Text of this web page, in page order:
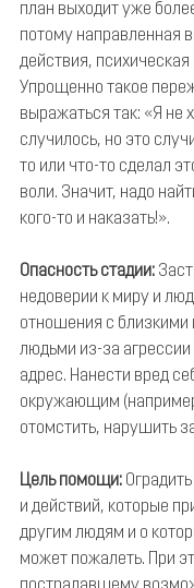
план выходит уже
потому направленная
действия,
Упрощенно такое
выражаться так: «Я не
случилось, но это
то или что-то сделал
воли. Значит, надо
кого-то и наказать!».
Опасность стадии:
недоверии к миру и
отношения с
людьми из-за агрессии
адрес. Нанести вред
окружающим
отомстить, нарушить
Цель помощи:
и действий, которые
другим людям и о
может пожалеть. При